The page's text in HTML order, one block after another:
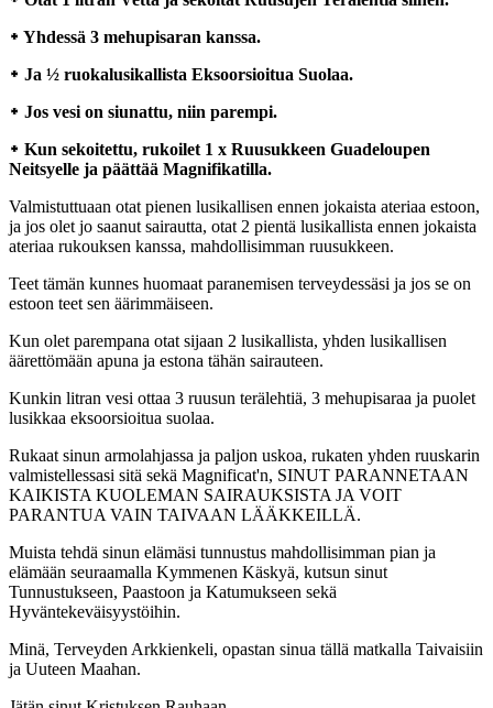
᛭ Yhdessä 3 mehupisaran kanssa.
᛭ Ja ½ ruokalusikallista Eksoorsioitua Suolaa.
᛭ Jos vesi on siunattu, niin parempi.
᛭ Kun sekoitettu, rukoilet 1 x Ruusukkeen Guadeloupen
Neitsyelle ja päättää Magnifikatilla.
Valmistuttuaan otat pienen lusikallisen ennen jokaista ateriaa estoon,
ja jos olet jo saanut sairautta, otat 2 pientä lusikallista ennen jokaista
ateriaa rukouksen kanssa, mahdollisimman ruusukkeen.
Teet tämän kunnes huomaat paranemisen terveydessäsi ja jos se on
estoon teet sen äärimmäiseen.
Kun olet parempana otat sijaan 2 lusikallista, yhden lusikallisen
äärettömään apuna ja estona tähän sairauteen.
Kunkin litran vesi ottaa 3 ruusun terälehtiä, 3 mehupisaraa ja puolet
lusikkaa eksoorsioitua suolaa.
Rukaat sinun armolahjassa ja paljon uskoa, rukaten yhden ruuskarin
valmistellessasi sitä sekä Magnificat'n, SINUT PARANNETAAN
KAIKISTA KUOLEMAN SAIRAUKSISTA JA VOIT
PARANTUA VAIN TAIVAAN LÄÄKKEILLÄ.
Muista tehdä sinun elämäsi tunnustus mahdollisimman pian ja
elämään seuraamalla Kymmenen Käskyä, kutsun sinut
Tunnustukseen, Paastoon ja Katumukseen sekä
Hyväntekeväisyystöihin.
Minä, Terveyden Arkkienkeli, opastan sinua tällä matkalla Taivaisiin
ja Uuteen Maahan.